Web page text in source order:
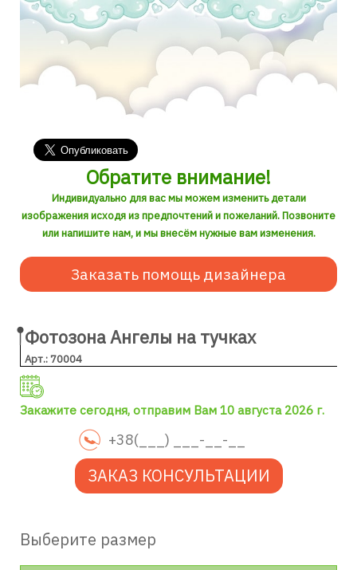
Обратите внимание!
Индивидуально для вас мы можем изменить детали
изображения исходя из предпочтений и пожеланий. Позвоните
или напишите нам, и мы внесём нужные вам изменения.
Заказать помощь дизайнера
Фотозона Ангелы на тучках
Арт.: 70004
Закажите сегодня, отправим Вам 10 августа 2026 г.
ЗАКАЗ КОНСУЛЬТАЦИИ
Выберите размер